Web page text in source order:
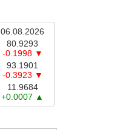
06.08.2026
80.9293
-0.1998
93.1901
-0.3923
11.9684
+0.0007